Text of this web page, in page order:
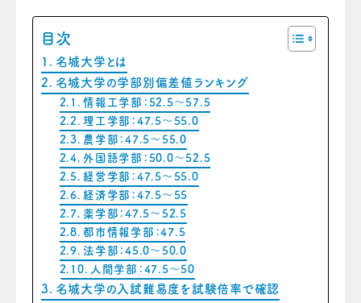
目次
名城大学とは
名城大学の学部別偏差値ランキング
情報工学部：52.5～57.5
理工学部：47.5～55.0
農学部：47.5～55.0
外国語学部：50.0～52.5
経営学部：47.5～55.0
経済学部：47.5～55
薬学部：47.5～52.5
都市情報学部：47.5
法学部：45.0～50.0
人間学部：47.5～50
名城大学の入試難易度を試験倍率で確認